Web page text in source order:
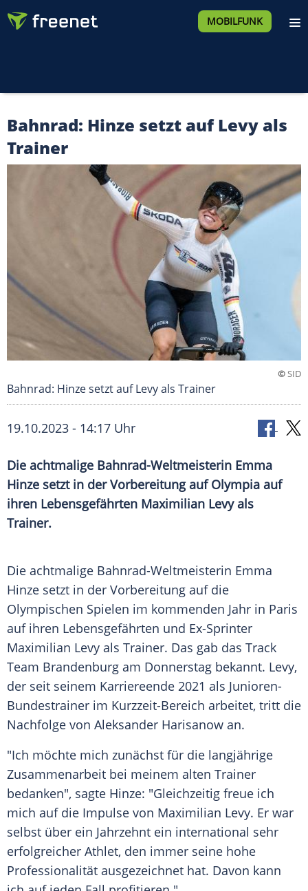
MOBILFUNK
Bahnrad: Hinze setzt auf Levy als
Trainer
©SID
Bahnrad: Hinze setzt auf Levy als Trainer
19.10.2023 - 14:17 Uhr
Die achtmalige Bahnrad-Weltmeisterin Emma
Hinze setzt in der Vorbereitung auf Olympia auf
ihren Lebensgefährten Maximilian Levy als
Trainer.
Die achtmalige Bahnrad-Weltmeisterin Emma
Hinze setzt in der Vorbereitung auf die
Olympischen Spielen im kommenden Jahr in Paris
auf ihren Lebensgefährten und Ex-Sprinter
Maximilian Levy als Trainer. Das gab das Track
Team Brandenburg am Donnerstag bekannt. Levy,
der seit seinem Karriereende 2021 als Junioren-
Bundestrainer im Kurzzeit-Bereich arbeitet, tritt die
Nachfolge von Aleksander Harisanow an.
"Ich möchte mich zunächst für die langjährige
Zusammenarbeit bei meinem alten Trainer
bedanken", sagte Hinze: "Gleichzeitig freue ich
mich auf die Impulse von Maximilian Levy. Er war
selbst über ein Jahrzehnt ein international sehr
erfolgreicher Athlet, den immer seine hohe
Professionalität ausgezeichnet hat. Davon kann